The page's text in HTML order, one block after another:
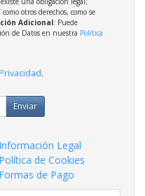
otros derechos, como se
Adicional: Puede
de Datos en nuestra Política
.
Enviar
Información Legal
Política de Cookies
Formas de Pago